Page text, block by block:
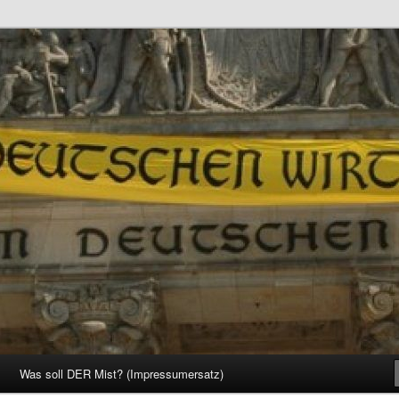
Was soll DER Mist? (Impressumersatz)